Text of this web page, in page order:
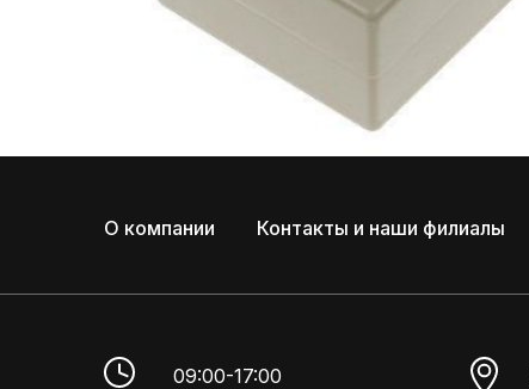
О компании Контакты и наши филиалы
09:00-17:00